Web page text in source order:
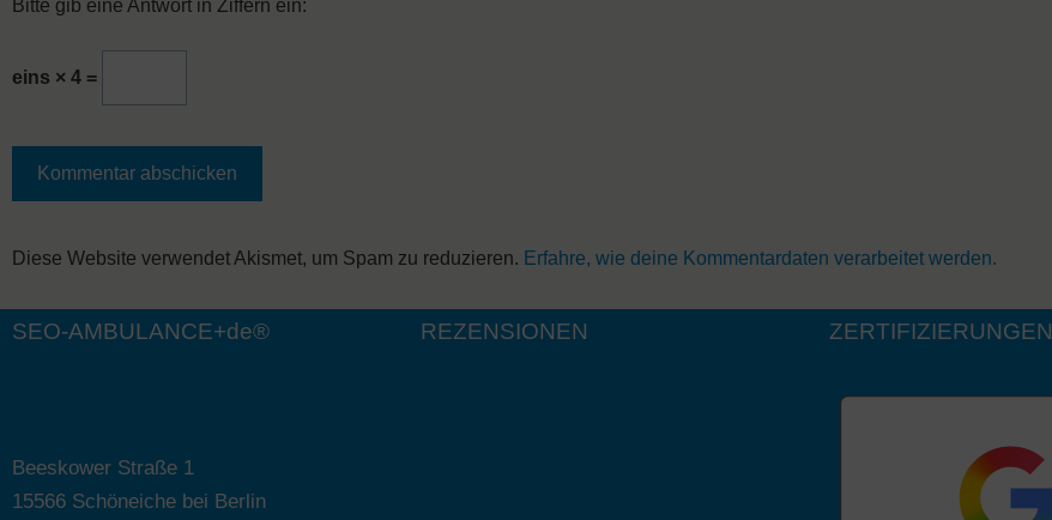
Bitte gib eine Antwort in Ziffern ein:
eins × 4 =
A
t
Diese Website verwendet Akismet, um Spam zu reduzieren. Erfahre, wie deine Kommentardaten verarbeitet werden.
SEO-AMBULANCE+de®
Beeskower Straße 1
15566 Schöneiche bei Berlin
REZENSIONEN ZERTIFIZIERUNGEN